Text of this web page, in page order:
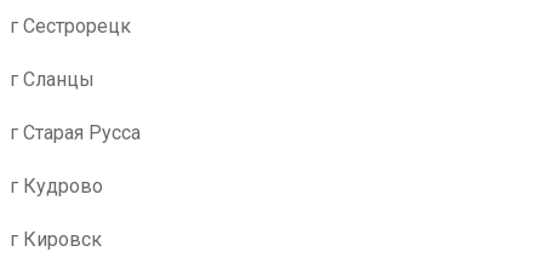
г Сестрорецк
г Сланцы
г Старая Русса
г Кудрово
г Кировск